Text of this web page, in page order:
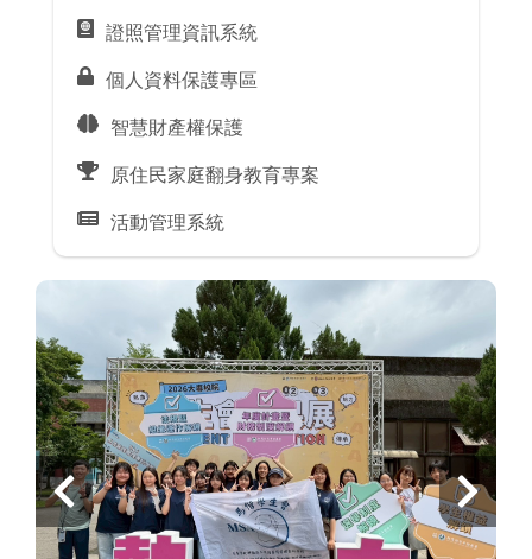
證照管理資訊系統
個人資料保護專區
智慧財產權保護
原住民家庭翻身教育專案
活動管理系統
上
下